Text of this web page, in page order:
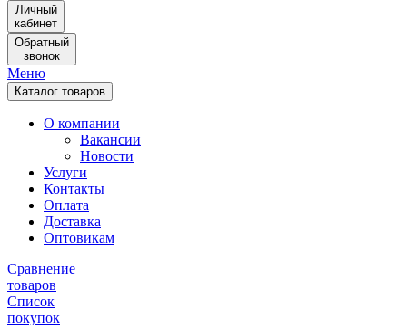
Личный
кабинет
Обратный
звонок
Меню
Каталог товаров
О компании
Вакансии
Новости
Услуги
Контакты
Оплата
Доставка
Оптовикам
Сравнение
товаров
Список
покупок